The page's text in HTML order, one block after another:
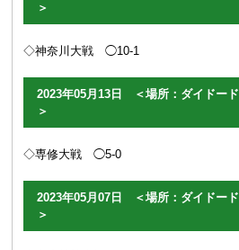
＞
◇神奈川大戦 ◯10-1
2023年05月13日 ＜場所：ダイドー
＞
◇専修大戦 ◯5-0
2023年05月07日 ＜場所：ダイドー
＞